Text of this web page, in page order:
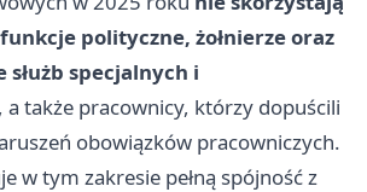
polityczne, żołnierze oraz
specjalnych i
, a także pracownicy, którzy dopuścili
obowiązków pracowniczych.
w tym zakresie pełną spójność z